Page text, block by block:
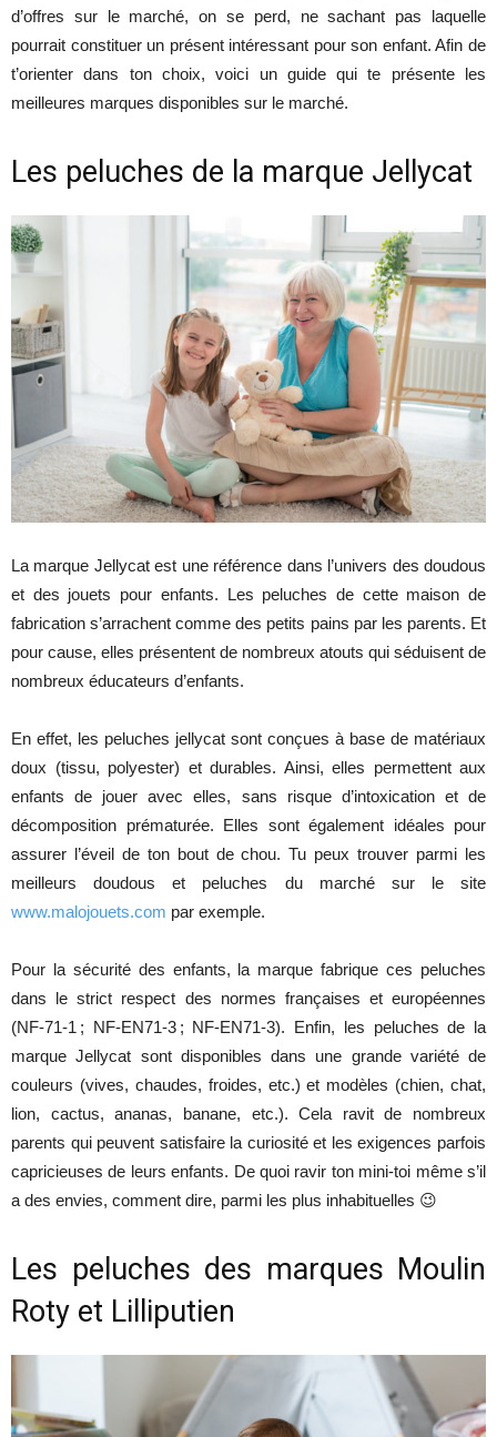
d’offres sur le marché, on se perd, ne sachant pas laquelle
pourrait constituer un présent intéressant pour son enfant. Afin de
t’orienter dans ton choix, voici un guide qui te présente les
meilleures marques disponibles sur le marché.
Les peluches de la marque Jellycat
La marque Jellycat est une référence dans l’univers des doudous
et des jouets pour enfants. Les peluches de cette maison de
fabrication s’arrachent comme des petits pains par les parents. Et
pour cause, elles présentent de nombreux atouts qui séduisent de
nombreux éducateurs d’enfants.
En effet, les peluches jellycat sont conçues à base de matériaux
doux (tissu, polyester) et durables. Ainsi, elles permettent aux
enfants de jouer avec elles, sans risque d’intoxication et de
décomposition prématurée. Elles sont également idéales pour
assurer l’éveil de ton bout de chou. Tu peux trouver parmi les
meilleurs doudous et peluches du marché sur le site
www.malojouets.com par exemple.
Pour la sécurité des enfants, la marque fabrique ces peluches
dans le strict respect des normes françaises et européennes
(NF-71-1 ; NF-EN71-3 ; NF-EN71-3). Enfin, les peluches de la
marque Jellycat sont disponibles dans une grande variété de
couleurs (vives, chaudes, froides, etc.) et modèles (chien, chat,
lion, cactus, ananas, banane, etc.). Cela ravit de nombreux
parents qui peuvent satisfaire la curiosité et les exigences parfois
capricieuses de leurs enfants. De quoi ravir ton mini-toi même s’il
a des envies, comment dire, parmi les plus inhabituelles 😉
Les peluches des marques Moulin
Roty et Lilliputien